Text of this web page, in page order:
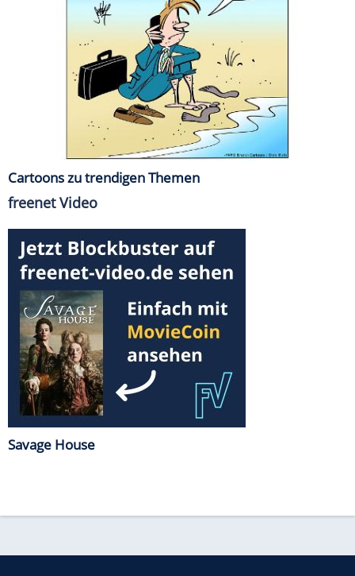
Cartoons zu trendigen Themen
freenet Video
Savage House